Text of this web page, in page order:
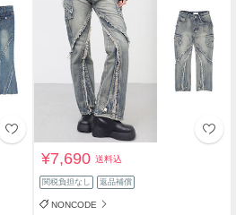
¥7,690送料込
関税負担なし 返品補償
NONCODE